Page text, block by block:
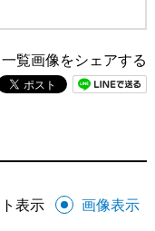
覧画像をシェアする
表示 画像表示